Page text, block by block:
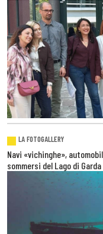
LA FOTOGALLERY
Navi «vichinghe»,
sommersi del Lago di Garda